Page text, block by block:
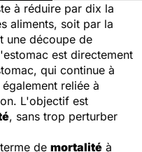
à réduire par dix la
aliments, soit par la
une découpe de
est directement
qui continue à
reliée à
L'objectif est
, sans trop perturber
de mortalité à